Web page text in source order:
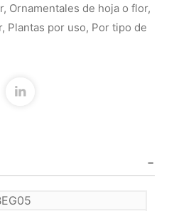
, Ornamentales de hoja o flor,
, Plantas por uso, Por tipo de